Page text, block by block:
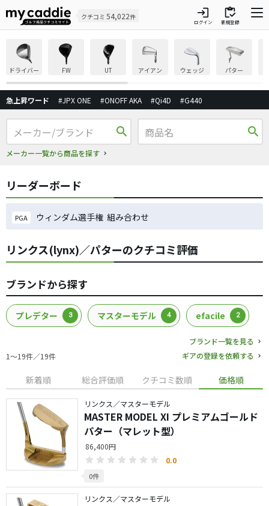
クチコミ 54,022件 login
ログイン
inventory
新規登録
ドライバー FW UT アイアン ウェッジ パター
急上昇ワード #JPX ONE #ONOFF AKA #Qi4D #G440
search
メーカー一覧から商品を探す
search
リーダーボード
PGA ウィンダム選手権 組み合わせ
リンクス(lynx)／パターのクチコミ評価
ブランドから探す
プレデター 3 マスターモデル 4 efacile 2
1〜19件／19件
ブランド一覧を見る
ギアの登録を依頼する
新着順 総合評価順 クチコミ数順 価格順
リンクス／マスターモデル
MASTER MODEL XI プレミアムゴールド
パター（マレット型）
86,400円
0.0
0件
リンクス／マスターモデル